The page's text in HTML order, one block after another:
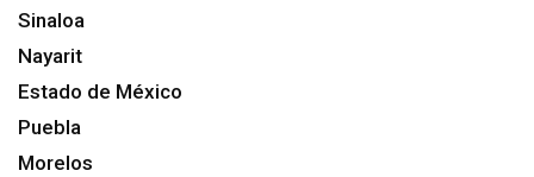
Sinaloa
Nayarit
Estado de México
Puebla
Morelos